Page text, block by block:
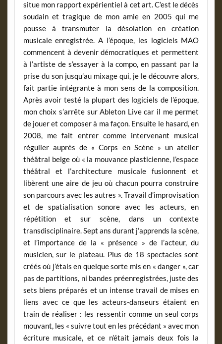
situe mon rapport expérientiel à cet art. C’est le décès
soudain et tragique de mon amie en 2005 qui me
pousse à transmuter la désolation en création
musicale enregistrée. A l’époque, les logiciels MAO
commencent à devenir démocratiques et permettent
à l’artiste de s’essayer à la compo, en passant par la
prise du son jusqu’au mixage qui, je le découvre alors,
fait partie intégrante à mon sens de la composition.
Après avoir testé la plupart des logiciels de l’époque,
mon choix s’arrête sur Ableton Live car il me permet
de jouer et composer à ma façon. Ensuite le hasard, en
2008, me fait entrer comme intervenant musical
régulier auprès de « Corps en Scène » un atelier
théâtral belge où « la mouvance plasticienne, l’espace
théâtral et l’architecture musicale fusionnent et
libèrent une aire de jeu où chacun pourra construire
son parcours avec les autres ». Travail d’improvisation
et de spatialisation sonore avec les acteurs, en
répétition et sur scène, dans un contexte
transdisciplinaire. Sept ans durant j’apprends la scène,
et l’importance de la « présence » de l’acteur, du
musicien, sur le plateau. Plus de 18 spectacles sont
créés où j’étais en quelque sorte mis en « danger », car
pas de partitions, ni bandes préenregistrées, juste des
sets biens préparés et un intense travail de mises en
liens avec ce que les acteurs-danseurs étaient en
train de réaliser : les ressentir comme un seul corps
mouvant, les « suivre tout en les précédant » avec mon
écriture musicale, et ce n’était jamais deux fois la